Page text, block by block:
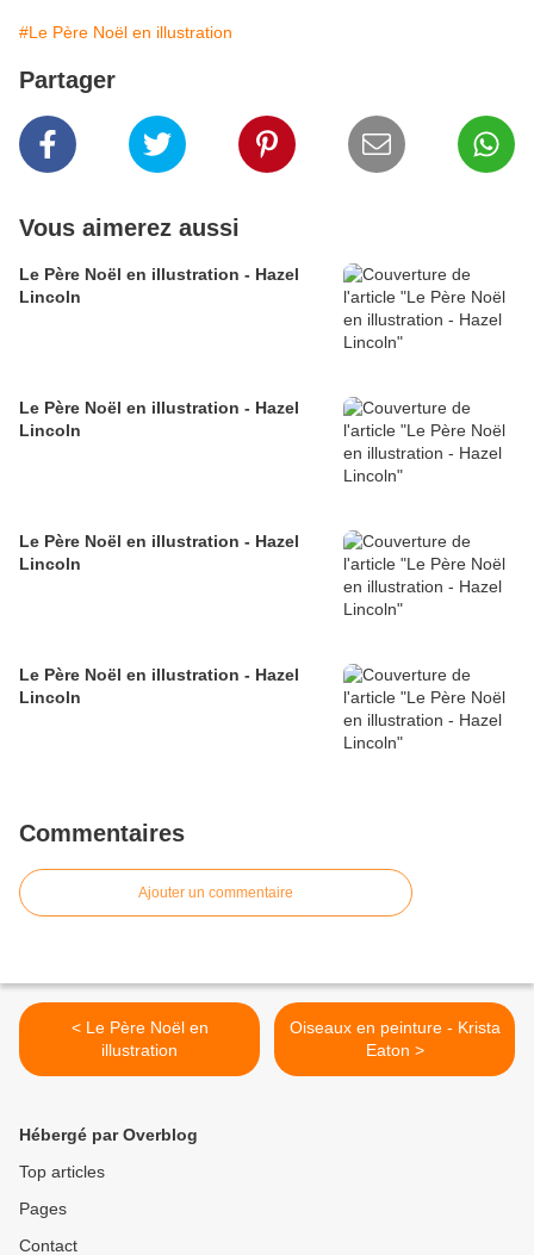
#Le Père Noël en illustration
Partager
Vous aimerez aussi
Le Père Noël en illustration - Hazel
Lincoln
Le Père Noël en illustration - Hazel
Lincoln
Le Père Noël en illustration - Hazel
Lincoln
Le Père Noël en illustration - Hazel
Lincoln
Commentaires
Ajouter un commentaire
< Le Père Noël en
illustration
Oiseaux en peinture - Krista
Eaton >
Hébergé par Overblog
Top articles
Pages
Contact